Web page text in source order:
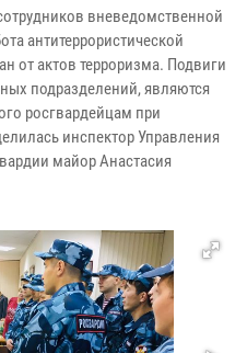
вневедомственной
антитеррористической
от актов терроризма. Подвиги
подразделений, являются
росгвардейцам при
инспектор Управления
майор Анастасия